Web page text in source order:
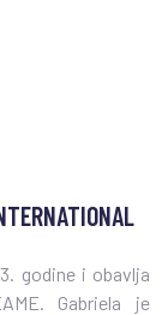
godine i obavlja
Gabriela je